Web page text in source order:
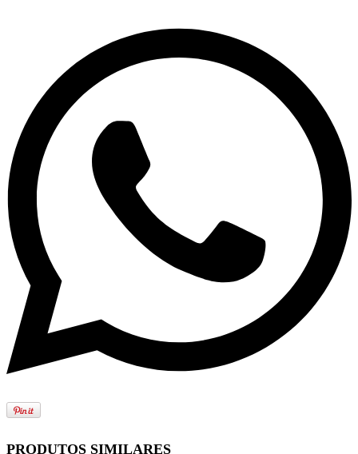
PRODUTOS SIMILARES